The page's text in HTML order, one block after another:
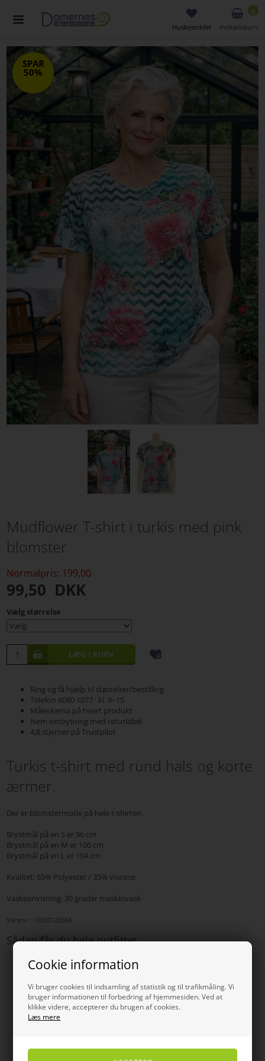
Cookie information
Vi bruger cookies til indsamling af statistik og til trafikmåling. Vi
bruger informationen til forbedring af hjemmesiden. Ved at
klikke videre, accepterer du brugen af cookies.
Læs mere
0
Indkøbskurv
Huskeseddel
SPAR
50%
Mudflower T-shirt i turkis med pink
blomster
Normalpris: 199,00
99,50 DKK
Vælg størrelse
Ring og få hjælp til størrelser/bestilling
Telefon 6080 1077 · kl. 9–15
Måleskema på hvert produkt
Nem ombytning med returlabel
4,8 stjerner på Trustpilot
Turkis t-shirt med rund hals og korte
ærmer.
Der er blomstermotiv på hele t-shirten.
Brystmål på en S er 96 cm
Brystmål på en M er 100 cm
Brystmål på en L er 104 cm
Kvalitet: 65% Polyester / 35% Viscose
Vaskeanvisning: 30 grader maskinvask
Varenr.: 10020123556
Sådan får du hele outfittet
20% 50%